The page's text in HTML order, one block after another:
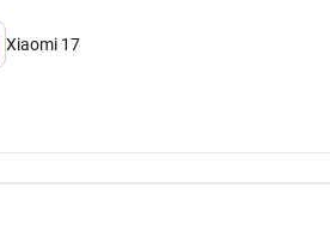
Xiaomi 17